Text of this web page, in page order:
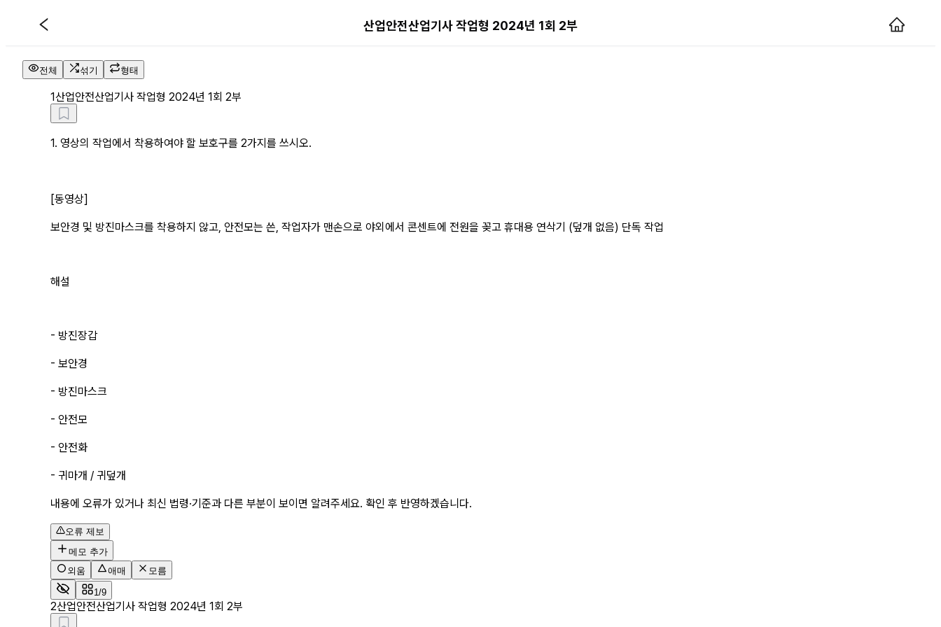
산업안전산업기사 작업형 2024년 1회 2부 해설 페이지
산업안전산업기사 작업형 2024년 1회 2부
전체 섞기 형태
1산업안전산업기사 작업형 2024년 1회 2부
1. 영상의 작업에서 착용하여야 할 보호구를 2가지를 쓰시오.
[동영상]
보안경 및 방진마스크를 착용하지 않고, 안전모는 쓴, 작업자가 맨손으로 야외에서 콘센트에 전원을 꽂고 휴대용 연삭기 (덮개 없음) 단독 작업
해설
- 방진장갑
- 보안경
- 방진마스크
- 안전모
- 안전화
- 귀마개 / 귀덮개
내용에 오류가 있거나 최신 법령·기준과 다른 부분이 보이면 알려주세요. 확인 후 반영하겠습니다.
오류 제보
메모 추가
외움
애매 모름
1/9
2산업안전산업기사 작업형 2024년 1회 2부